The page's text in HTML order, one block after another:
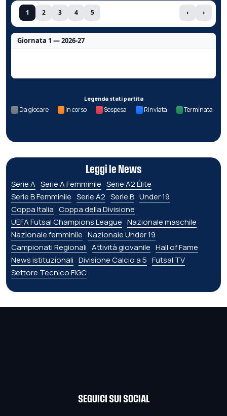
1 2 3 4 5 ‹ ›
Giornata 1 — 2026-27
Legenda stati partita
Da giocare In corso Sospesa Rinviata Terminata
Leggi le News
Serie A Serie A Femminile Serie A2 Élite
Serie B Femminile Serie A2 Serie B Under 19
Coppa Italia Coppa della Divisione
UEFA Futsal Champions League Nazionale maschile
Nazionale femminile Nazionale Under 19
Campionati Regionali Attività giovanile Hall of Fame
News istituzionali Divisione Calcio a 5 Futsal TV
Settore Tecnico FIGC
SEGUICI SUI SOCIAL